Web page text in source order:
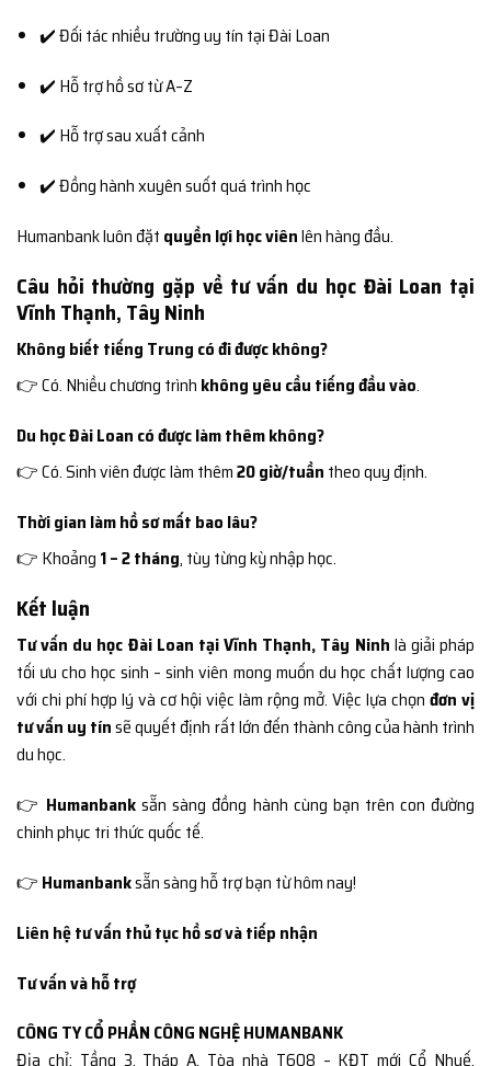
✔️ Đối tác nhiều trường uy tín tại Đài Loan
✔️ Hỗ trợ hồ sơ từ A–Z
✔️ Hỗ trợ sau xuất cảnh
✔️ Đồng hành xuyên suốt quá trình học
Humanbank luôn đặt quyền lợi học viênlên hàng đầu.
Câu hỏi thường gặp về tư vấn du học Đài Loan tại
Vĩnh Thạnh, Tây Ninh
Không biết tiếng Trung có đi được không?
👉 Có. Nhiều chương trình không yêu cầu tiếng đầu vào.
Du học Đài Loan có được làm thêm không?
👉 Có. Sinh viên được làm thêm20 giờ/tuần theo quy định.
Thời gian làm hồ sơ mất bao lâu?
👉 Khoảng 1 – 2 tháng, tùy từng kỳ nhập học.
Kết luận
Tư vấn du học Đài Loan tại Vĩnh Thạnh, Tây Ninh là giải pháp
tối ưu cho học sinh – sinh viên mong muốn du học chất lượng cao
với chi phí hợp lý và cơ hội việc làm rộng mở. Việc lựa chọn đơn vị
tư vấn uy tínsẽ quyết định rất lớn đến thành công của hành trình
du học.
👉 Humanbank sẵn sàng đồng hành cùng bạn trên con đường
chinh phục tri thức quốc tế.
👉 Humanbanksẵn sàng hỗ trợ bạn từ hôm nay!
Liên hệ tư vấn thủ tục hồ sơ và tiếp nhận
Tư vấn và hỗ trợ
CÔNG TY CỔ PHẦN CÔNG NGHỆ HUMANBANK
Địa chỉ: Tầng 3, Tháp A, Tòa nhà T608 – KĐT mới Cổ Nhuế,